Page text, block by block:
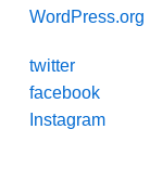
WordPress.org
twitter
facebook
Instagram